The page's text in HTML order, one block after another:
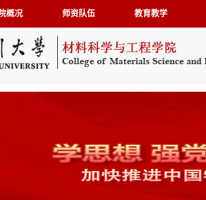
概况 师资队伍 教育教学